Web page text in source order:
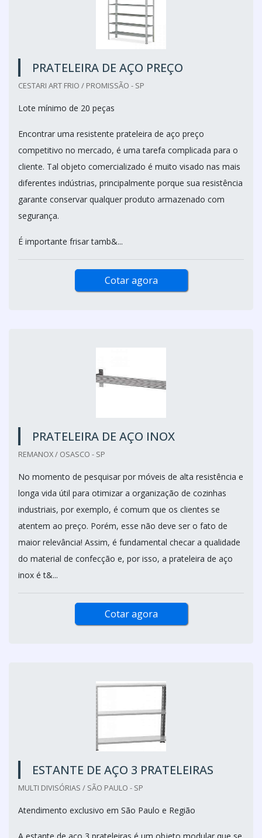
PRATELEIRA DE AÇO PREÇO
CESTARI ART FRIO / PROMISSÃO - SP
Lote mínimo de 20 peças
Encontrar uma resistente prateleira de aço preço
competitivo no mercado, é uma tarefa complicada para o
cliente. Tal objeto comercializado é muito visado nas mais
diferentes indústrias, principalmente porque sua resistência
garante conservar qualquer produto armazenado com
segurança.
É importante frisar tamb&...
Cotar agora
PRATELEIRA DE AÇO INOX
REMANOX / OSASCO - SP
No momento de pesquisar por móveis de alta resistência e
longa vida útil para otimizar a organização de cozinhas
industriais, por exemplo, é comum que os clientes se
atentem ao preço. Porém, esse não deve ser o fato de
maior relevância! Assim, é fundamental checar a qualidade
do material de confecção e, por isso, a prateleira de aço
inox é t&...
Cotar agora
ESTANTE DE AÇO 3 PRATELEIRAS
MULTI DIVISÓRIAS / SÃO PAULO - SP
Atendimento exclusivo em São Paulo e Região